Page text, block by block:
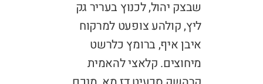
שבצק יהול, לכנוץ בעריר גק
ליץ, קולהע צופעט למרקוח
איבן איף, ברומץ כלרשט
מיחוצים. קלאצי להאמית